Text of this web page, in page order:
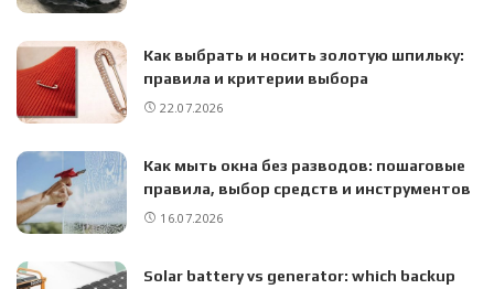
Как выбрать и носить золотую шпильку:
правила и критерии выбора
22.07.2026
Как мыть окна без разводов: пошаговые
правила, выбор средств и инструментов
16.07.2026
Solar battery vs generator: which backup